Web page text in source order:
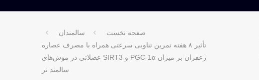
صفحه نخست
سالمندان
تأثیر ۸ هفته تمرین تناوبی سرعتی همراه با مصرف عصاره
زعفران بر میزان PGC-1α و SIRT3 عضلانی در موش‌های
سالمند نر